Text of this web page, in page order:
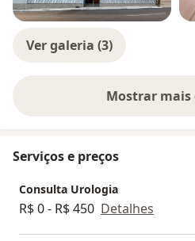
Ver galeria (3)
Mostrar mais
Serviços e preços
Consulta Urologia
R$ 0 - R$ 450 Detalhes